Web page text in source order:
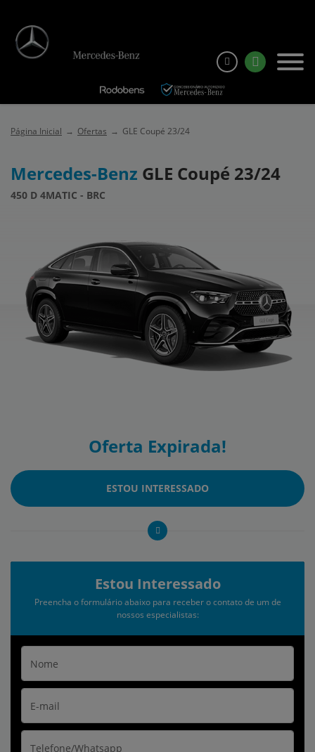
Página Inicial Ofertas GLE Coupé 23/24
Mercedes-Benz GLE Coupé 23/24
450 D 4MATIC - BRC
Oferta Expirada!
ESTOU INTERESSADO
Estou Interessado
Preencha o formulário abaixo para receber o contato de um de
nossos especialistas: